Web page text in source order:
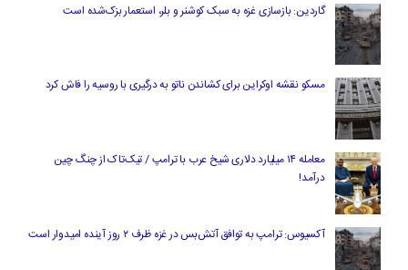
گاردین: بازسازی غزه به سبک کوشنر و بلر، استعمار بزک‌شده است
مسکو نقشه اوکراین برای کشاندن ناتو به درگیری با روسیه را فاش کرد
معامله ۱۴ میلیارد دلاری شیخ عرب با ترامپ / تیک‌تاک از چنگ چین
درآمد!
آکسیوس: ترامپ به توافق آتش‌بس در غزه ظرف ۲ روز آینده امیدوار است